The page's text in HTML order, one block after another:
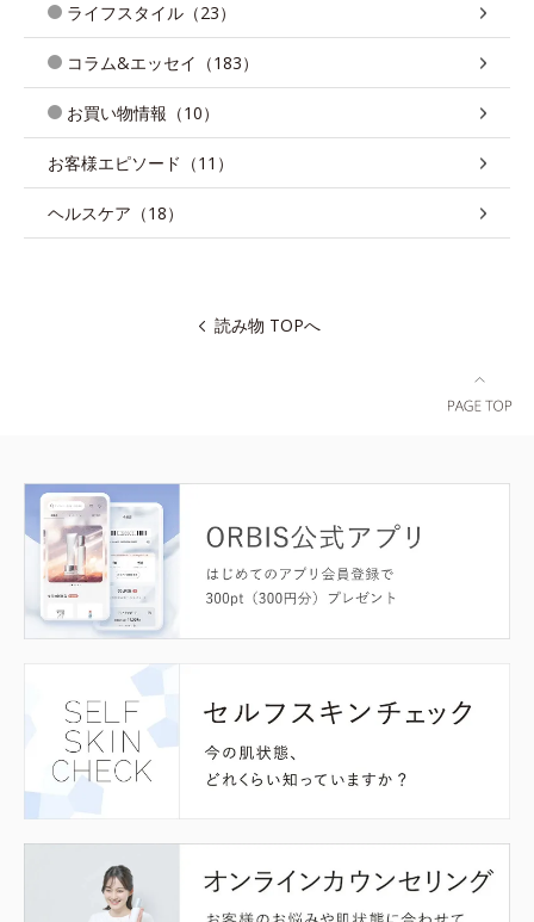
ライフスタイル（23）
コラム&エッセイ（183）
お買い物情報（10）
お客様エピソード（11）
ヘルスケア（18）
読み物 TOPへ